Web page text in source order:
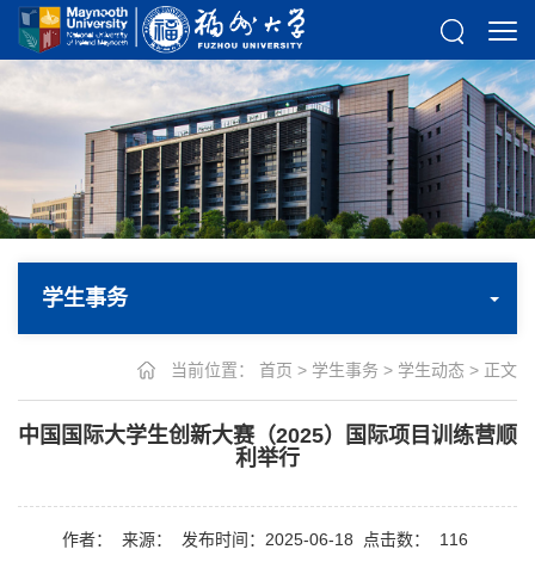
学生事务
当前位置： 首页 > 学生事务 > 学生动态 > 正文
中国国际大学生创新大赛（2025）国际项目训练营顺
利举行
作者： 来源： 发布时间：2025-06-18 点击数： 116